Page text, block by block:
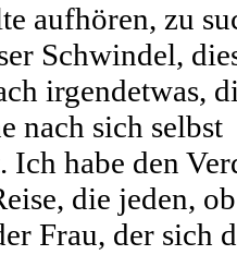
aufhören, zu
Schwindel,
irgendetwas,
nach sich selbst
Ich habe den
die jeden,
Frau, der sich